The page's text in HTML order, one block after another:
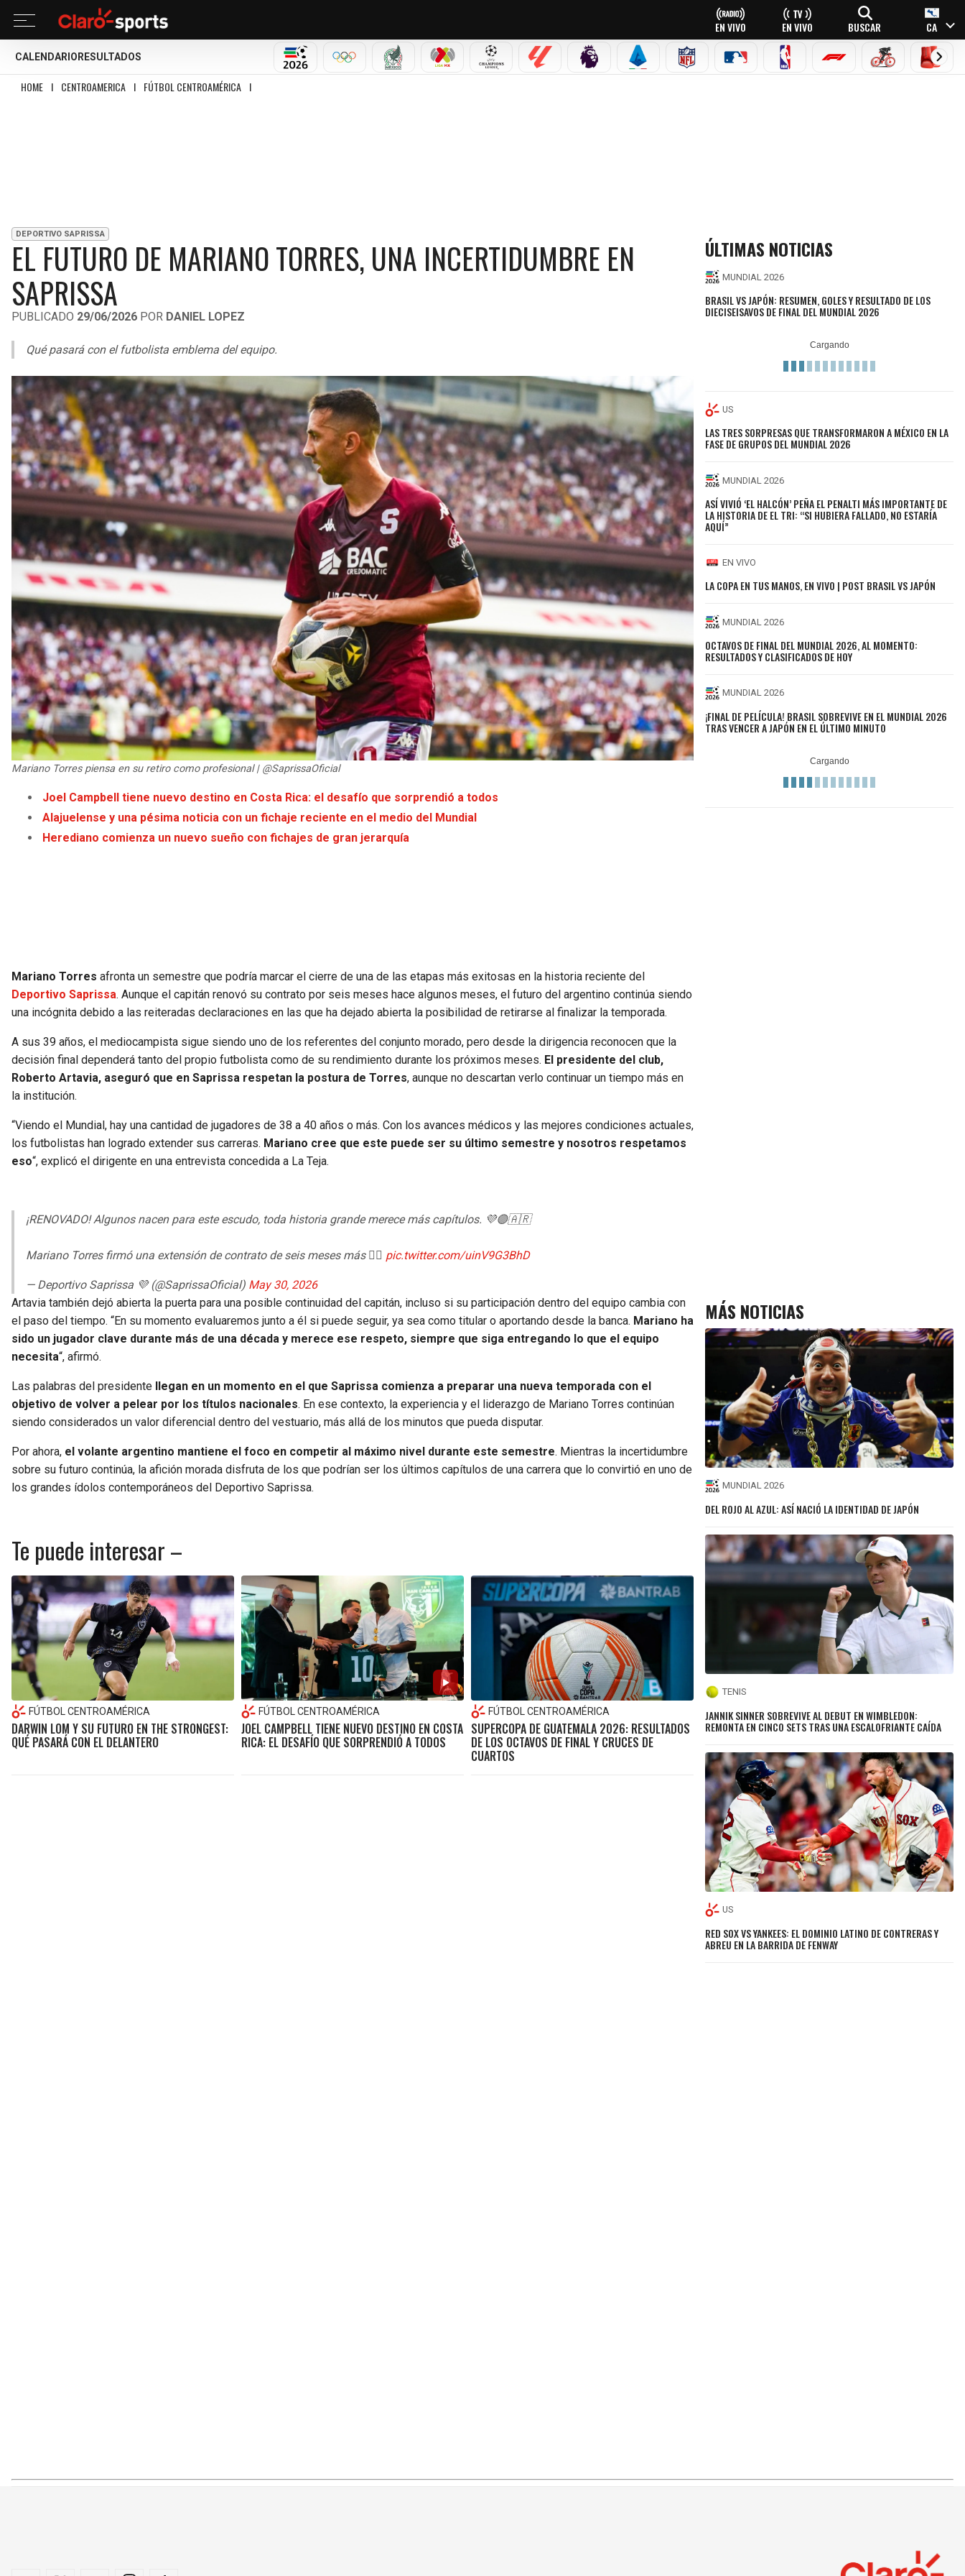
EN VIVO EN VIVO BUSCAR CA
CALENDARIO RESULTADOS
MUNDIAL 2026OLÍMPICOSSELECCIÓN MEXICANA
LIGA MX CHAMPIONS LEAGUE
LALIGA PREMIER LEAGUE
SERIE A NFL MLB NBA FÓRMULA 1CICLISMOBOXEO
HOME I CENTROAMERICA I FÚTBOL CENTROAMÉRICA I
DEPORTIVO SAPRISSA
EL FUTURO DE MARIANO TORRES, UNA INCERTIDUMBRE EN
SAPRISSA
PUBLICADO 29/06/2026 POR DANIEL LOPEZ
Qué pasará con el futbolista emblema del equipo.
Mariano Torres piensa en su retiro como profesional | @SaprissaOficial
Joel Campbell tiene nuevo destino en Costa Rica: el desafío que sorprendió a todos
Alajuelense y una pésima noticia con un fichaje reciente en el medio del Mundial
Herediano comienza un nuevo sueño con fichajes de gran jerarquía
Mariano Torres afronta un semestre que podría marcar el cierre de una de las etapas más exitosas en la historia reciente del
Deportivo Saprissa. Aunque el capitán renovó su contrato por seis meses hace algunos meses, el futuro del argentino continúa siendo
una incógnita debido a las reiteradas declaraciones en las que ha dejado abierta la posibilidad de retirarse al finalizar la temporada.
A sus 39 años, el mediocampista sigue siendo uno de los referentes del conjunto morado, pero desde la dirigencia reconocen que la
decisión final dependerá tanto del propio futbolista como de su rendimiento durante los próximos meses. El presidente del club,
Roberto Artavia, aseguró que en Saprissa respetan la postura de Torres, aunque no descartan verlo continuar un tiempo más en
la institución.
“Viendo el Mundial, hay una cantidad de jugadores de 38 a 40 años o más. Con los avances médicos y las mejores condiciones actuales,
los futbolistas han logrado extender sus carreras. Mariano cree que este puede ser su último semestre y nosotros respetamos
eso“, explicó el dirigente en una entrevista concedida a La Teja.
¡RENOVADO! Algunos nacen para este escudo, toda historia grande merece más capítulos. 💜🟣🇦🇷
Mariano Torres firmó una extensión de contrato de seis meses más ✍🏻 pic.twitter.com/uinV9G3BhD
— Deportivo Saprissa 💜 (@SaprissaOficial) May 30, 2026
Artavia también dejó abierta la puerta para una posible continuidad del capitán, incluso si su participación dentro del equipo cambia con
el paso del tiempo. “En su momento evaluaremos junto a él si puede seguir, ya sea como titular o aportando desde la banca. Mariano ha
sido un jugador clave durante más de una década y merece ese respeto, siempre que siga entregando lo que el equipo
necesita“, afirmó.
Las palabras del presidente llegan en un momento en el que Saprissa comienza a preparar una nueva temporada con el
objetivo de volver a pelear por los títulos nacionales. En ese contexto, la experiencia y el liderazgo de Mariano Torres continúan
siendo considerados un valor diferencial dentro del vestuario, más allá de los minutos que pueda disputar.
Por ahora, el volante argentino mantiene el foco en competir al máximo nivel durante este semestre. Mientras la incertidumbre
sobre su futuro continúa, la afición morada disfruta de los que podrían ser los últimos capítulos de una carrera que lo convirtió en uno de
los grandes ídolos contemporáneos del Deportivo Saprissa.
Te puede interesar –
FÚTBOL CENTROAMÉRICA
DARWIN LOM Y SU FUTURO EN THE STRONGEST:
QUÉ PASARÁ CON EL DELANTERO
FÚTBOL CENTROAMÉRICA
JOEL CAMPBELL TIENE NUEVO DESTINO EN COSTA
RICA: EL DESAFÍO QUE SORPRENDIÓ A TODOS
FÚTBOL CENTROAMÉRICA
SUPERCOPA DE GUATEMALA 2026: RESULTADOS
DE LOS OCTAVOS DE FINAL Y CRUCES DE
CUARTOS
ÚLTIMAS NOTICIAS
MUNDIAL 2026
BRASIL VS JAPÓN: RESUMEN, GOLES Y RESULTADO DE LOS
DIECISEISAVOS DE FINAL DEL MUNDIAL 2026
US
LAS TRES SORPRESAS QUE TRANSFORMARON A MÉXICO EN LA
FASE DE GRUPOS DEL MUNDIAL 2026
MUNDIAL 2026
ASÍ VIVIÓ ‘EL HALCÓN’ PEÑA EL PENALTI MÁS IMPORTANTE DE
LA HISTORIA DE EL TRI: “SI HUBIERA FALLADO, NO ESTARÍA
AQUÍ”
EN VIVO
LA COPA EN TUS MANOS, EN VIVO | POST BRASIL VS JAPÓN
MUNDIAL 2026
OCTAVOS DE FINAL DEL MUNDIAL 2026, AL MOMENTO:
RESULTADOS Y CLASIFICADOS DE HOY
MUNDIAL 2026
¡FINAL DE PELÍCULA! BRASIL SOBREVIVE EN EL MUNDIAL 2026
TRAS VENCER A JAPÓN EN EL ÚLTIMO MINUTO
MÁS NOTICIAS
MUNDIAL 2026
DEL ROJO AL AZUL: ASÍ NACIÓ LA IDENTIDAD DE JAPÓN
TENIS
JANNIK SINNER SOBREVIVE AL DEBUT EN WIMBLEDON:
REMONTA EN CINCO SETS TRAS UNA ESCALOFRIANTE CAÍDA
US
RED SOX VS YANKEES: EL DOMINIO LATINO DE CONTRERAS Y
ABREU EN LA BARRIDA DE FENWAY